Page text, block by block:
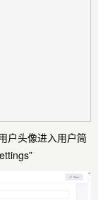
户头像进入用户简